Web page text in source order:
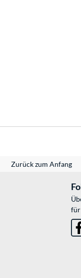
Zurück zum Anfang
für